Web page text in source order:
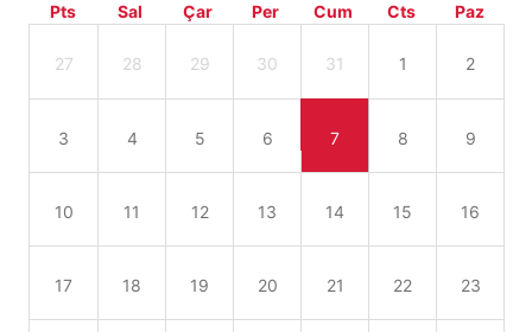
Pts Sal Çar Per Cum Cts Paz
27 28 29 30 31 1 2
3 4 5 6 7 8 9
10 11 12 13 14 15 16
17 18 19 20 21 22 23